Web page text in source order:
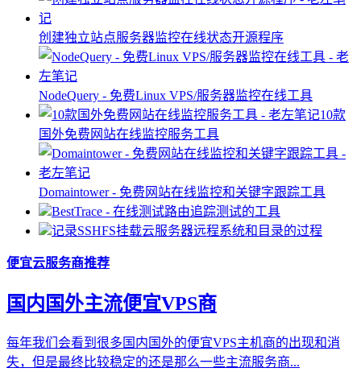
创建独立站点服务器监控在线状态开源程序
NodeQuery - 免费Linux VPS/服务器监控在线工具
10款
国外免费网站在线监控服务工具
Domaintower - 免费网站在线监控和关键字跟踪工具
BestTrace - 在线测试路由追踪测试的工具
记录SSHFS挂载云服务器远程系统和目录的过程
便宜云服务商推荐
国内国外主流便宜VPS商
每年我们会看到很多国内国外的便宜VPS主机商的出现和消
失，但是最终比较稳定的还是那么一些主流服务商...